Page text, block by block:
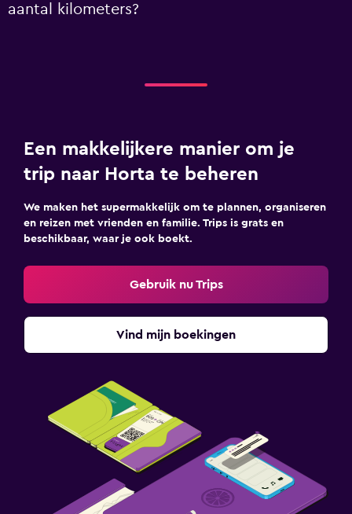
aantal kilometers?
Een makkelijkere manier om je
trip naar Horta te beheren
We maken het supermakkelijk om te plannen, organiseren
en reizen met vrienden en familie. Trips is grats en
beschikbaar, waar je ook boekt.
Gebruik nu Trips
Vind mijn boekingen